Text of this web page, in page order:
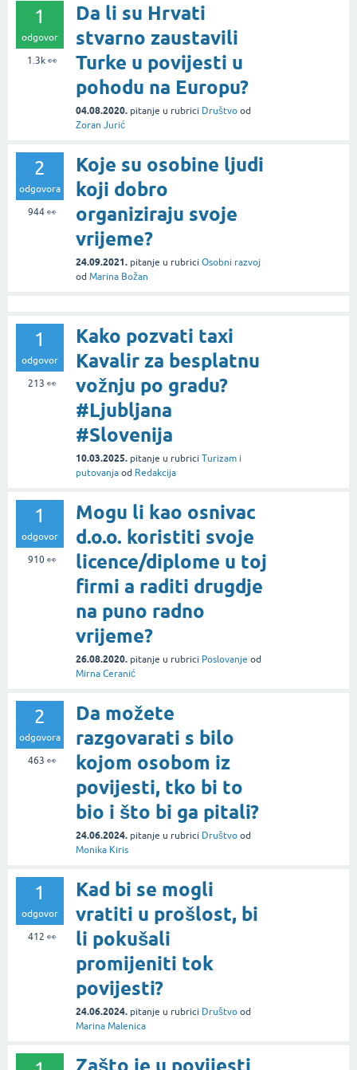
1
odgovor
1.3k👀
Da li su Hrvati
stvarno zaustavili
Turke u povijesti u
pohodu na Europu?
04.08.2020. pitanje u rubrici Društvo od
Zoran Jurić
2
odgovora
944👀
Koje su osobine ljudi
koji dobro
organiziraju svoje
vrijeme?
24.09.2021. pitanje u rubrici Osobni razvoj
od Marina Božan
1
odgovor
213 👀
Kako pozvati taxi
Kavalir za besplatnu
vožnju po gradu?
#Ljubljana
#Slovenija
10.03.2025. pitanje u rubrici Turizam i
putovanja od Redakcija
1
odgovor
910👀
Mogu li kao osnivac
d.o.o. koristiti svoje
licence/diplome u toj
firmi a raditi drugdje
na puno radno
vrijeme?
26.08.2020. pitanje u rubrici Poslovanje od
Mirna Ceranić
2
odgovora
463 👀
Da možete
razgovarati s bilo
kojom osobom iz
povijesti, tko bi to
bio i što bi ga pitali?
24.06.2024. pitanje u rubrici Društvo od
Monika Kiris
1
odgovor
412 👀
Kad bi se mogli
vratiti u prošlost, bi
li pokušali
promijeniti tok
povijesti?
24.06.2024. pitanje u rubrici Društvo od
Marina Malenica
Zašto je u povijesti